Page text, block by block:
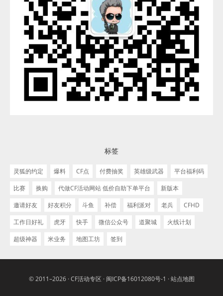
标签
灵狐的约定 爆料 CF点 付费抽奖 英雄级武器
平台福利码
比赛
换购 代做CF活动网站 低价自助下单平台
新版本
邀请好友
好友积分 斗鱼 补偿 福利派对 老兵
CFHD
工作日好礼
虎牙 快手 微信公众号 道聚城
火线计划
超级神器
米业务 地图工坊 签到
© 2011–2026 ·CF活动专区 · 闽ICP备16012080号-1 ·站点地图